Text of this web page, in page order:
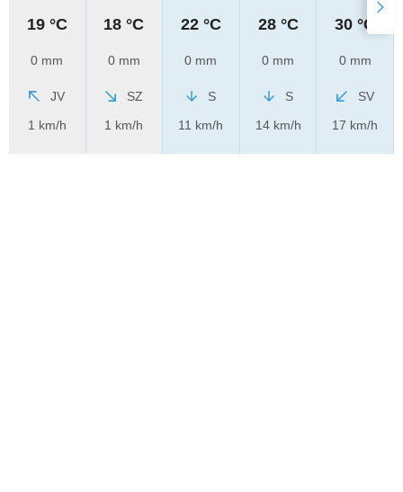
19 °C
0 mm
JV
1 km/h
18 °C
0 mm
SZ
1 km/h
22 °C
0 mm
S
11 km/h
28 °C
0 mm
S
14 km/h
30 °C
0 mm
SV
17 km/h